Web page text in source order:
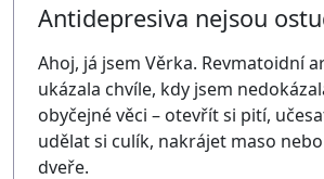
Antidepresiva nejsou
Ahoj, já jsem Věrka. Revmatoidní
ukázala chvíle, kdy jsem
obyčejné věci – otevřít si pití,
udělat si culík, nakrájet maso
dveře.